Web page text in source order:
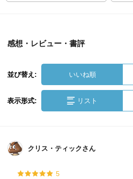
感想・レビュー・書評
並び替え: いいね順
表示形式: リスト
クリス・ティックさん
5